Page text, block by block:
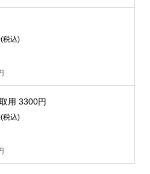
(税込)
用 3300円
(税込)